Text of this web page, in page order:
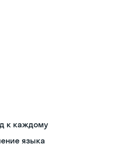
к каждому
языка